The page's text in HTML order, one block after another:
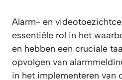
Alarm- en
essentiële rol in het
en hebben een cruciale
opvolgen van
in het implementeren van